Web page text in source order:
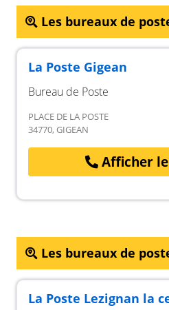
Les bureaux de
La Poste Gigean
Bureau de Poste
PLACE DE LA POSTE
34770, GIGEAN
Afficher
Les bureaux de
La Poste Lezignan la